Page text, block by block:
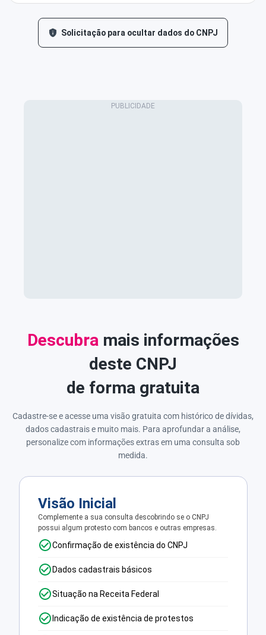
Solicitação para ocultar dados do CNPJ
Descubra mais informações
deste CNPJ
de forma gratuita
Cadastre-se e acesse uma visão gratuita com histórico de dívidas,
dados cadastrais e muito mais. Para aprofundar a análise,
personalize com informações extras em uma consulta sob
medida.
Visão Inicial
Complemente a sua consulta descobrindo se o CNPJ
possui algum protesto com bancos e outras empresas.
Confirmação de existência do CNPJ
Dados cadastrais básicos
Situação na Receita Federal
Indicação de existência de protestos